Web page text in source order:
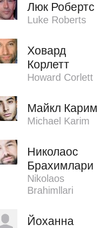
Люк Робертс
Luke Roberts
Ховард
Корлетт
Howard Corlett
Майкл Карим
Michael Karim
Николаос
Брахимлари
Nikolaos
Brahimllari
Йоханна